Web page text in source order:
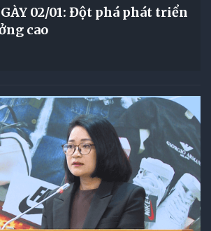
02/01: Đột phá phát triển
cao